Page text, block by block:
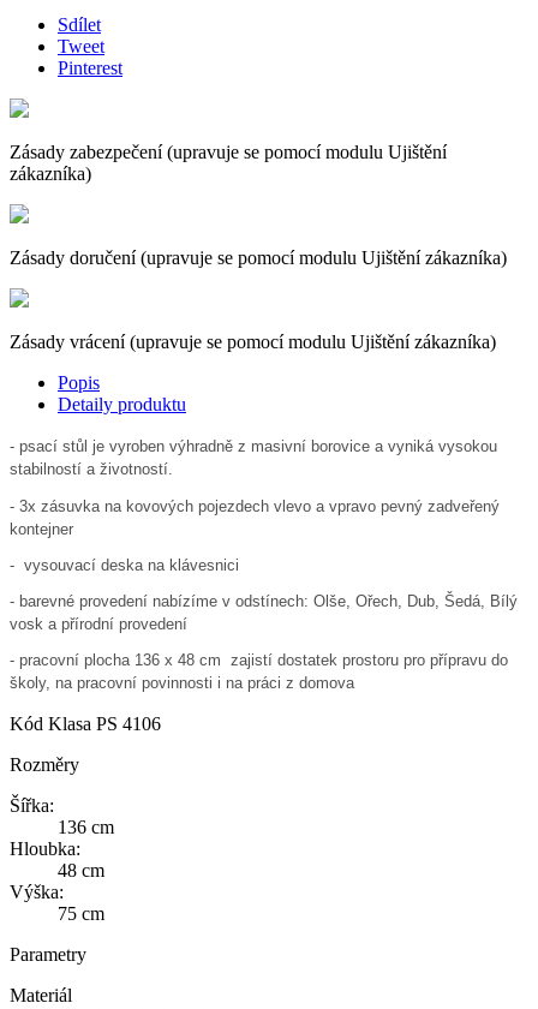
Sdílet
Tweet
Pinterest
Zásady zabezpečení (upravuje se pomocí modulu Ujištění
zákazníka)
Zásady doručení (upravuje se pomocí modulu Ujištění zákazníka)
Zásady vrácení (upravuje se pomocí modulu Ujištění zákazníka)
Popis
Detaily produktu
- psací stůl je vyroben výhradně z masivní borovice a vyniká vysokou
stabilností a životností.
- 3x zásuvka na kovových pojezdech vlevo a vpravo pevný zadveřený
kontejner
- vysouvací deska na klávesnici
- barevné provedení nabízíme v odstínech: Olše, Ořech, Dub, Šedá, Bílý
vosk a přírodní provedení
- pracovní plocha 136 x 48 cm zajistí dostatek prostoru pro přípravu do
školy, na pracovní povinnosti i na práci z domova
Kód Klasa PS 4106
Rozměry
Šířka:
136 cm
Hloubka:
48 cm
Výška:
75 cm
Parametry
Materiál